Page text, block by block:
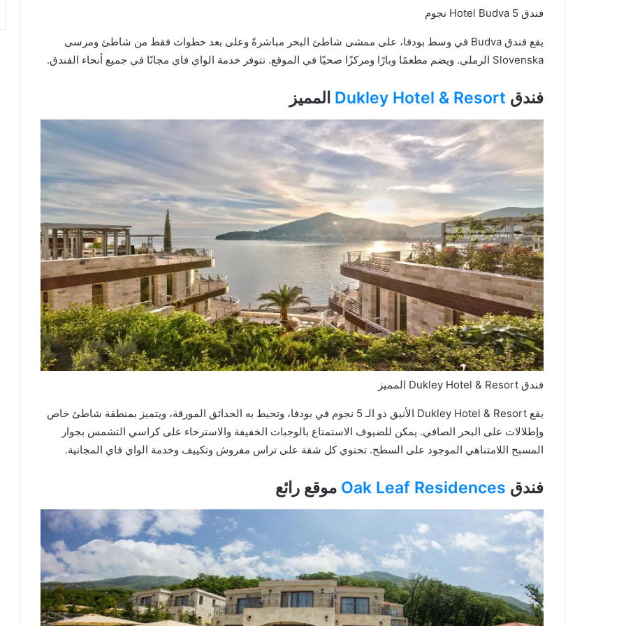
فندق Hotel Budva 5 نجوم
يقع فندق Budva في وسط بودفا، على ممشى شاطئ البحر مباشرةً وعلى بعد خطوات فقط من شاطئ ومرسى
Slovenska الرملي. ويضم مطعمًا وبارًا ومركزًا صحيًا في الموقع. تتوفر خدمة الواي فاي مجانًا في جميع أنحاء الفندق.
فندق Dukley Hotel & Resort المميز
فندق Dukley Hotel & Resort المميز
يقع Dukley Hotel & Resort الأنيق ذو الـ 5 نجوم في بودفا، وتحيط به الحدائق المورقة، ويتميز بمنطقة شاطئ خاص
وإطلالات على البحر الصافي. يمكن للضيوف الاستمتاع بالوجبات الخفيفة والاسترخاء على كراسي التشمس بجوار
المسبح اللامتناهي الموجود على السطح. تحتوي كل شقة على تراس مفروش وتكييف وخدمة الواي فاي المجانية.
فندق Oak Leaf Residences موقع رائع